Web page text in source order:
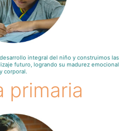
integral del niño y construimos las
futuro, logrando su madurez emocional
y corporal.
primaria